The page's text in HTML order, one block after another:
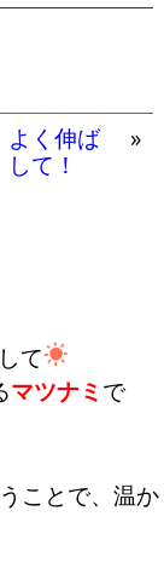
よく伸ば
して！
»
て
マツナミ で
ことで、温か